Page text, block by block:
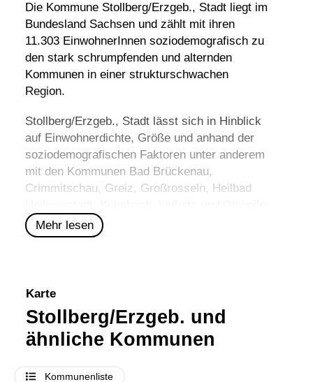
Die Kommune Stollberg/Erzgeb., Stadt liegt im
Bundesland Sachsen und zählt mit ihren
11.303 EinwohnerInnen soziodemografisch zu
den stark schrumpfenden und alternden
Kommunen in einer strukturschwachen
Region.
Stollberg/Erzgeb., Stadt lässt sich in Hinblick
auf Einwohnerdichte, Größe und anhand der
soziodemografischen Faktoren unter anderem
mit den Kommunen Bad Brückenau,
Crimmitschau, Greiz , Großrosseln, Heilbad
vergleichen.
Mehr lesen
Karte
Stollberg/Erzgeb. und
ähnliche Kommunen
Kommunenliste